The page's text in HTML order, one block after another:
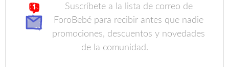
Suscríbete a la lista de correo de
ForoBebé para recibir antes que nadie
promociones, descuentos y novedades
de la comunidad.